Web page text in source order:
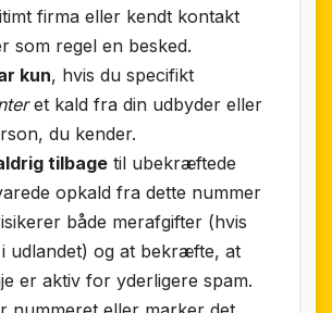
firma eller kendt kontakt
som regel en besked.
kun, hvis du specifikt
et kald fra din udbyder eller
du kender.
tilbage til ubekræftede
opkald fra dette nummer
både merafgifter (hvis
udlandet) og at bekræfte, at
er aktiv for yderligere spam.